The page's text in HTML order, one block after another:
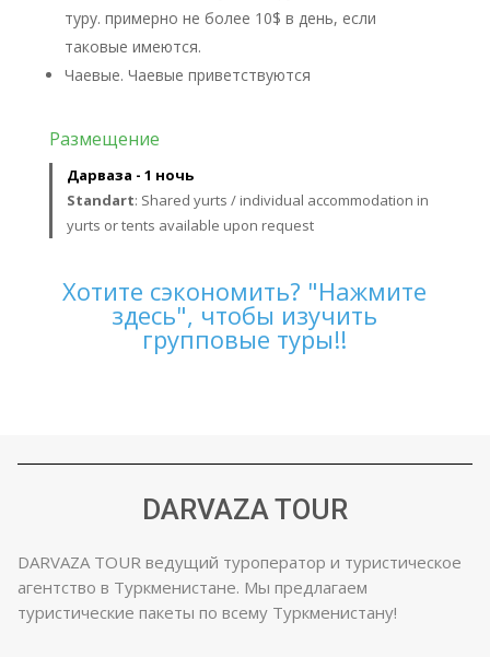
туру. примерно не более 10$ в день, если
таковые имеются.
Чаевые. Чаевые приветствуются
Размещение
Дарваза - 1 ночь
Standart: Shared yurts / individual accommodation in
yurts or tents available upon request
Хотите сэкономить? "Нажмите
здесь", чтобы изучить
групповые туры!!
DARVAZA TOUR
DARVAZA TOUR ведущий туроператор и туристическое
агентство в Туркменистане. Мы предлагаем
туристические пакеты по всему Туркменистану!